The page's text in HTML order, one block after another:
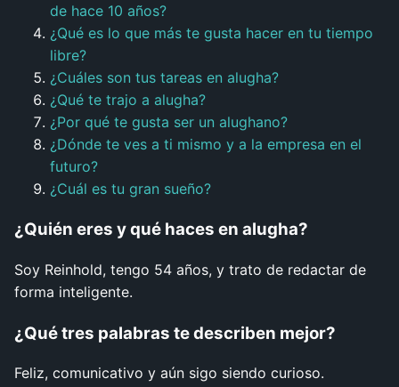
de hace 10 años?
¿Qué es lo que más te gusta hacer en tu tiempo
libre?
¿Cuáles son tus tareas en alugha?
¿Qué te trajo a alugha?
¿Por qué te gusta ser un alughano?
¿Dónde te ves a ti mismo y a la empresa en el
futuro?
¿Cuál es tu gran sueño?
¿Quién eres y qué haces en alugha?
Soy Reinhold, tengo 54 años, y trato de redactar de
forma inteligente.
¿Qué tres palabras te describen mejor?
Feliz, comunicativo y aún sigo siendo curioso.